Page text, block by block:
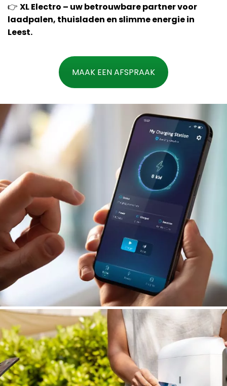
👉 XL Electro – uw betrouwbare partner voor
laadpalen, thuisladen en slimme energie in
Leest.
MAAK EEN AFSPRAAK